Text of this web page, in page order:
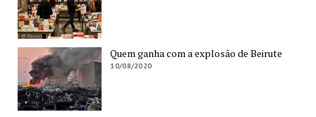
Quem ganha com a explosão de Beirute
10/08/2020